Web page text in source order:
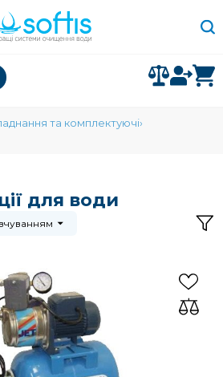
та комплектуючі
для води